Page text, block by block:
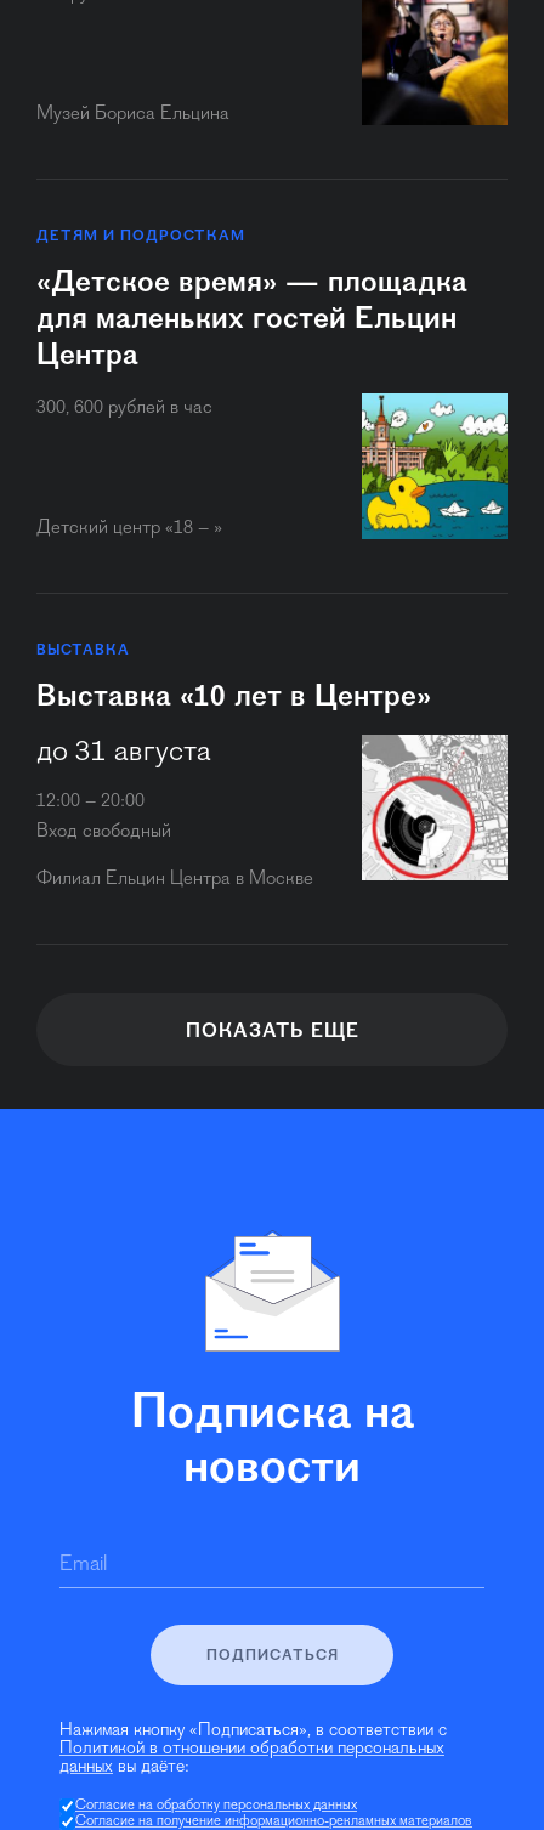
Музей Бориса Ельцина
ДЕТЯМ И ПОДРОСТКАМ
«Детское время» — площадка
для маленьких гостей Ельцин
Центра
300, 600 рублей в час
Детский центр «18 – »
ВЫСТАВКА
Выставка «10 лет в Центре»
до 31 августа
12:00 – 20:00
Вход свободный
Филиал Ельцин Центра в Москве
ПОКАЗАТЬ ЕЩЕ
Подписка на
новости
Email
ПОДПИСАТЬСЯ
Нажимая кнопку «Подписаться», в соответствии с
Политикой в отношении обработки персональных
данных вы даёте:
Согласие на обработку персональных данных
Согласие на получение информационно-рекламных материалов